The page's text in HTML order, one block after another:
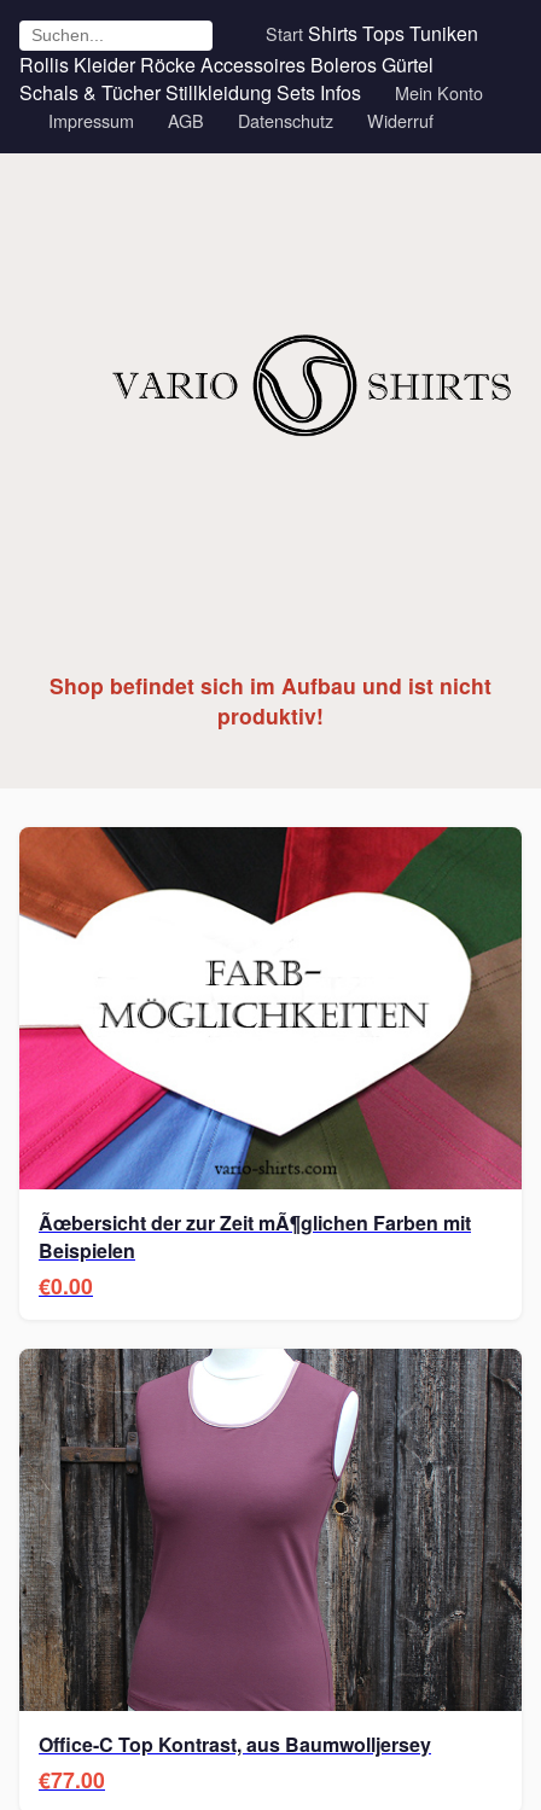
StartShirtsTopsTuniken
Rollis Kleider RöckeAccessoires BolerosGürtel
Schals & TücherStillkleidung Sets Infos
Mein Konto
Impressum
AGB Datenschutz Widerruf
Shop befindet sich im Aufbau und ist nicht
produktiv!
Ãœbersicht der zur Zeit mÃ¶glichen Farben mit
Beispielen
€0.00
Office-C Top Kontrast, aus Baumwolljersey
€77.00